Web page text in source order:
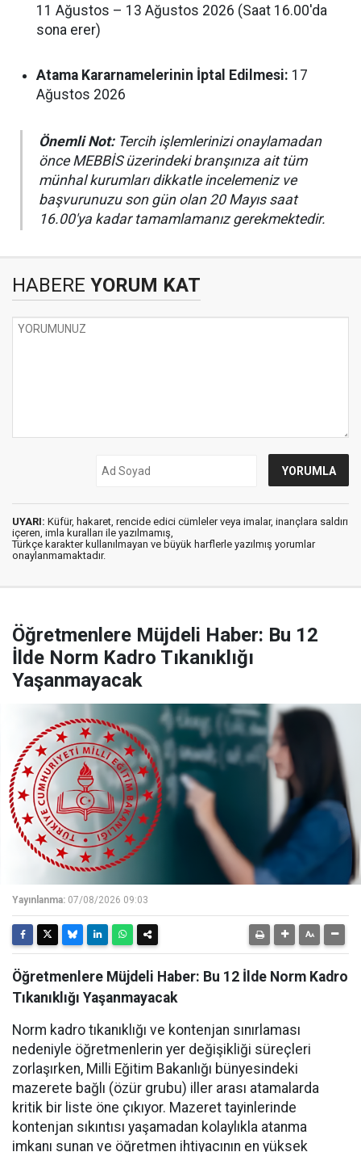
11 Ağustos – 13 Ağustos 2026 (Saat 16.00'da
sona erer)
Atama Kararnamelerinin İptal Edilmesi: 17
Ağustos 2026
Önemli Not:Tercih işlemlerinizi onaylamadan
önce MEBBİS üzerindeki branşınıza ait tüm
münhal kurumları dikkatle incelemeniz ve
başvurunuzu son gün olan 20 Mayıs saat
16.00'ya kadar tamamlamanız gerekmektedir.
HABERE YORUM KAT
UYARI: Küfür, hakaret, rencide edici cümleler veya imalar, inançlara saldırı
içeren, imla kuralları ile yazılmamış,
Türkçe karakter kullanılmayan ve büyük harflerle yazılmış yorumlar
onaylanmamaktadır.
Öğretmenlere Müjdeli Haber: Bu 12
İlde Norm Kadro Tıkanıklığı
Yaşanmayacak
Yayınlanma: 07/08/2026 09:03
Öğretmenlere Müjdeli Haber: Bu 12 İlde Norm Kadro
Tıkanıklığı Yaşanmayacak
Norm kadro tıkanıklığı ve kontenjan sınırlaması
nedeniyle öğretmenlerin yer değişikliği süreçleri
zorlaşırken, Milli Eğitim Bakanlığı bünyesindeki
mazerete bağlı (özür grubu) iller arası atamalarda
kritik bir liste öne çıkıyor. Mazeret tayinlerinde
kontenjan sıkıntısı yaşamadan kolaylıkla atanma
imkanı sunan ve öğretmen ihtiyacının en yüksek